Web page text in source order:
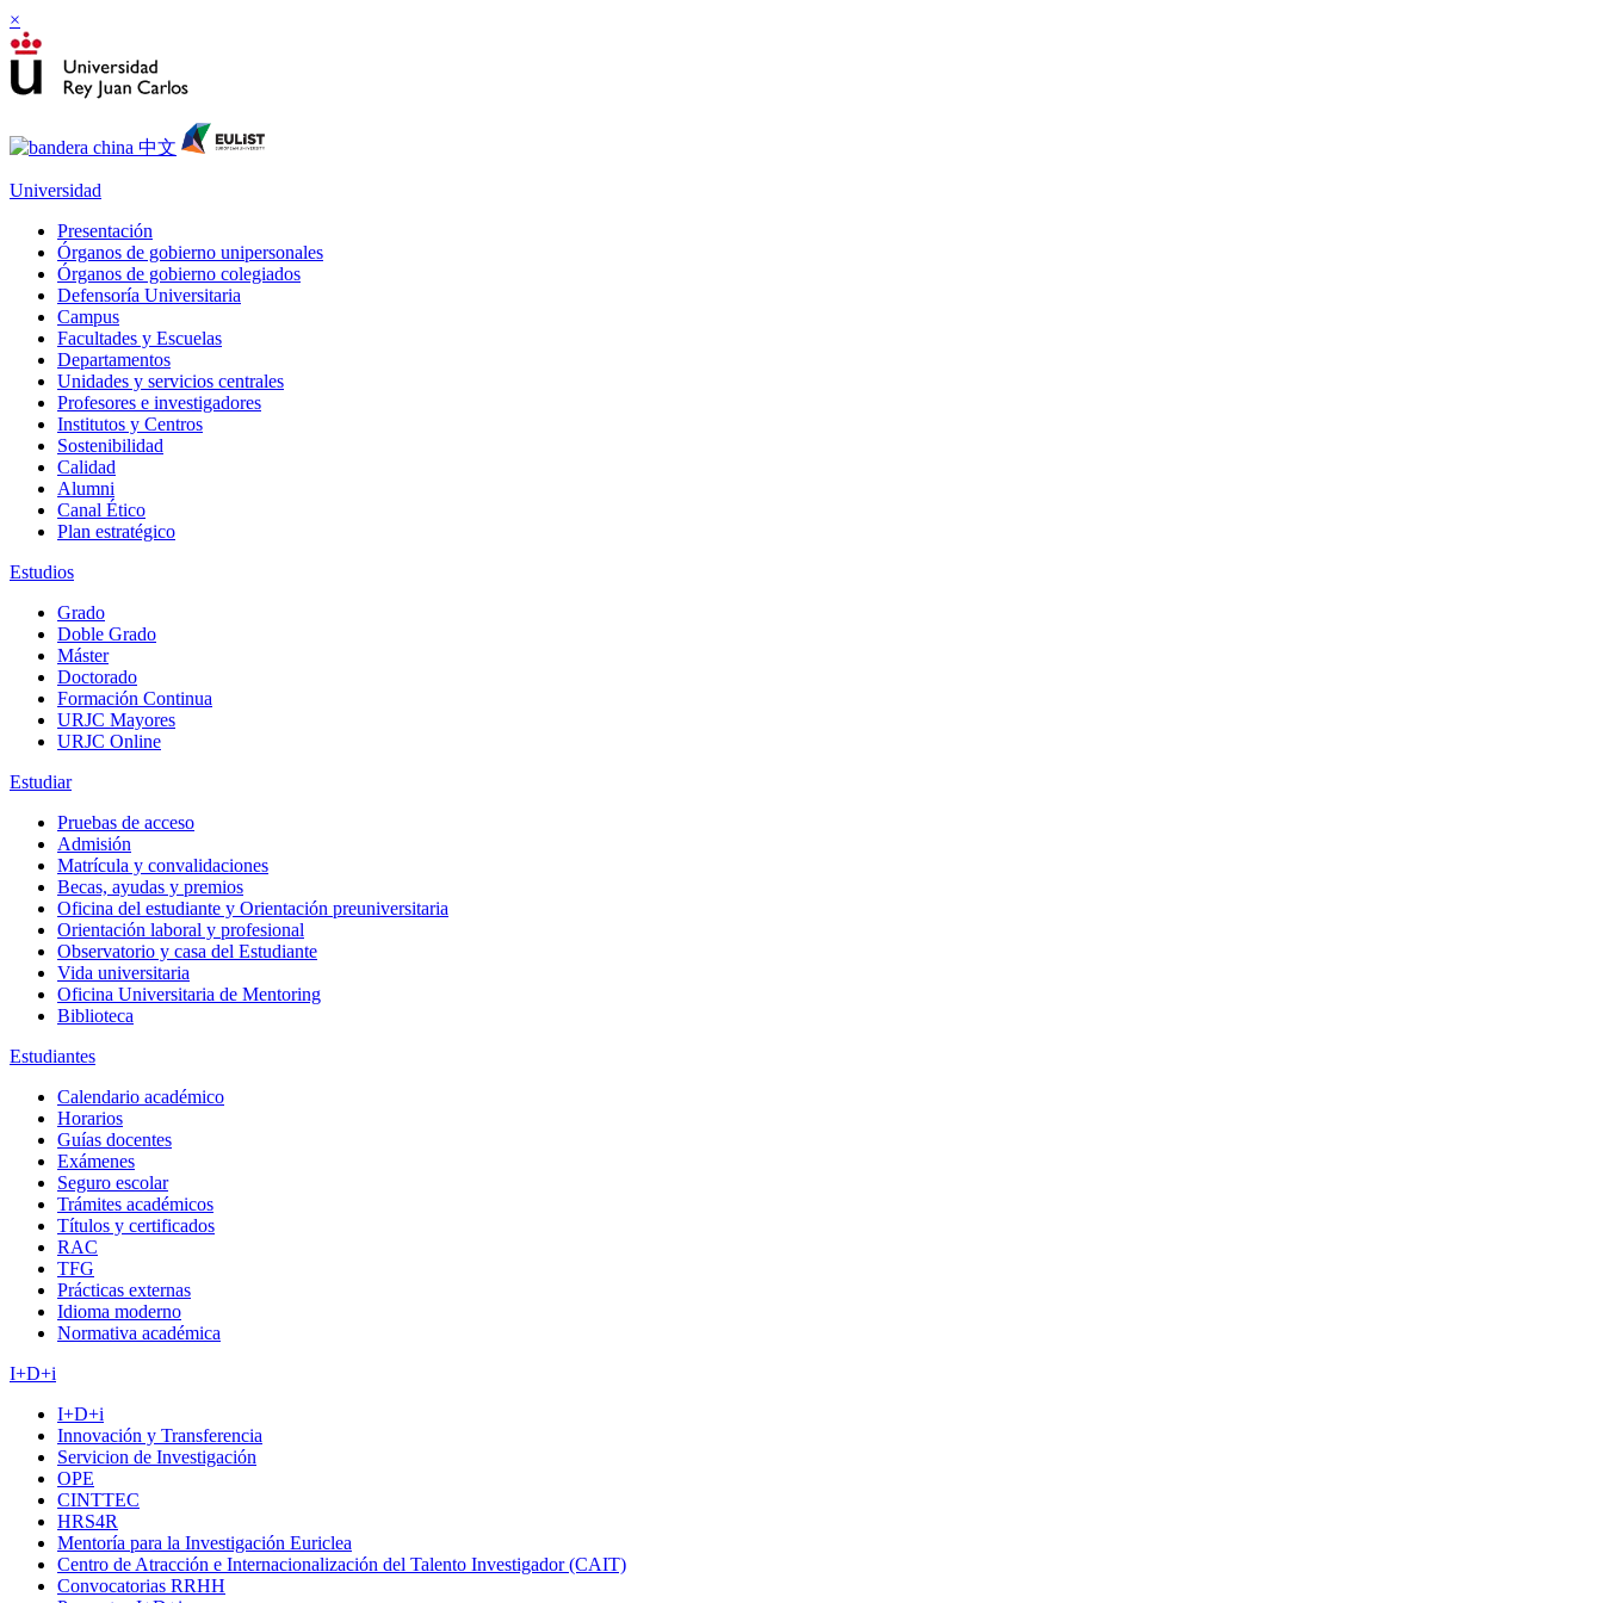
×
Universidad
Presentación
Órganos de gobierno unipersonales
Órganos de gobierno colegiados
Defensoría Universitaria
Campus
Facultades y Escuelas
Departamentos
Unidades y servicios centrales
Profesores e investigadores
Institutos y Centros
Sostenibilidad
Calidad
Alumni
Canal Ético
Plan estratégico
Estudios
Grado
Doble Grado
Máster
Doctorado
Formación Continua
URJC Mayores
URJC Online
Estudiar
Pruebas de acceso
Admisión
Matrícula y convalidaciones
Becas, ayudas y premios
Oficina del estudiante y Orientación preuniversitaria
Orientación laboral y profesional
Observatorio y casa del Estudiante
Vida universitaria
Oficina Universitaria de Mentoring
Biblioteca
Estudiantes
Calendario académico
Horarios
Guías docentes
Exámenes
Seguro escolar
Trámites académicos
Títulos y certificados
RAC
TFG
Prácticas externas
Idioma moderno
Normativa académica
I+D+i
I+D+i
Innovación y Transferencia
Servicion de Investigación
OPE
CINTTEC
HRS4R
Mentoría para la Investigación Euriclea
Centro de Atracción e Internacionalización del Talento Investigador (CAIT)
Convocatorias RRHH